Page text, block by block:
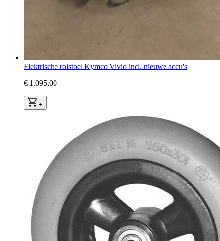
Elektrische rolstoel Kymco Vivio incl. nieuwe accu's
€ 1.095,00
+